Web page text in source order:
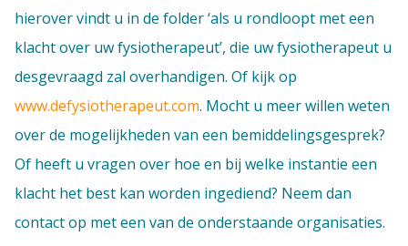
hierover vindt u in de folder ‘als u rondloopt met een
klacht over uw fysiotherapeut’, die uw fysiotherapeut u
desgevraagd zal overhandigen. Of kijk op
www.defysiotherapeut.com. Mocht u meer willen weten
over de mogelijkheden van een bemiddelingsgesprek?
Of heeft u vragen over hoe en bij welke instantie een
klacht het best kan worden ingediend? Neem dan
contact op met een van de onderstaande organisaties.